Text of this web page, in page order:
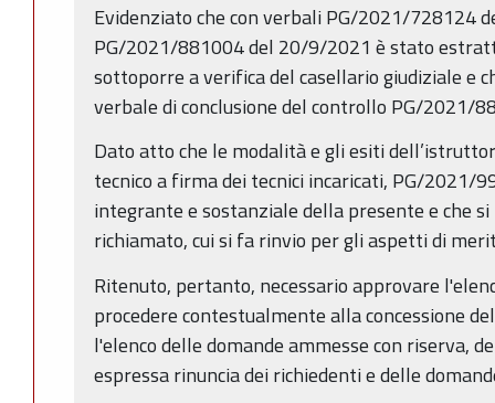
Evidenziato che con verbali PG/2021/728124
PG/2021/881004 del 20/9/2021 è stato
sottoporre a verifica del casellario giudiziale e
verbale di conclusione del controllo PG/2021/
Dato atto che le modalità e gli esiti
tecnico a firma dei tecnici incaricati, PG/
integrante e sostanziale della presente e che
richiamato, cui si fa rinvio per gli aspetti di
Ritenuto, pertanto, necessario approvare
procedere contestualmente alla concessione
l'elenco delle domande ammesse con riserva,
espressa rinuncia dei richiedenti e delle